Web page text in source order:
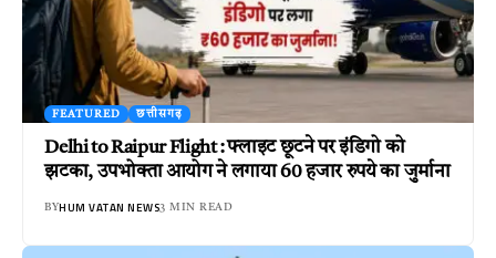
FEATURED छत्तीसगढ़
Delhi to Raipur Flight : फ्लाइट छूटने पर इंडिगो को
झटका, उपभोक्ता आयोग ने लगाया 60 हजार रुपये का जुर्माना
BYHUM VATAN NEWS3 MIN READ